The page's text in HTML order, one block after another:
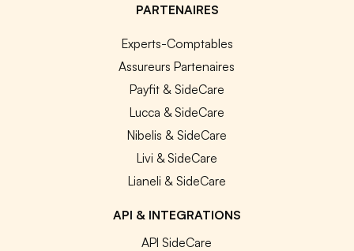
PARTENAIRES
Experts-Comptables
Assureurs Partenaires
Payfit & SideCare
Lucca & SideCare
Nibelis & SideCare
Livi & SideCare
Lianeli & SideCare
API & INTEGRATIONS
API SideCare